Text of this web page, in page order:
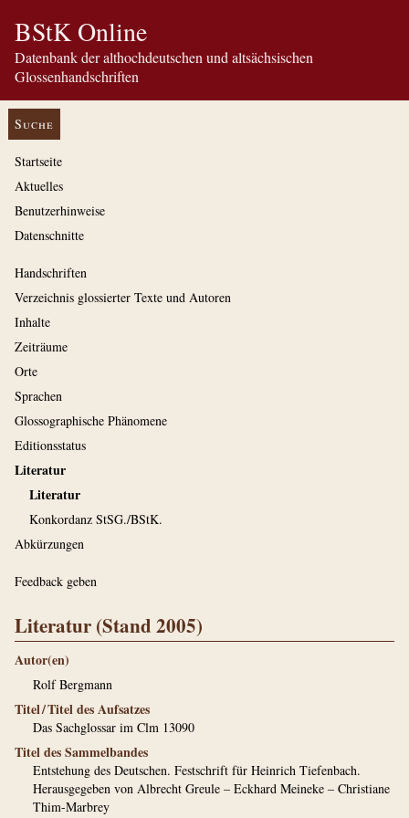
BStK Online
Datenbank der althochdeutschen und altsächsischen
Glossenhandschriften
Suche
Startseite
Aktuelles
Benutzerhinweise
Datenschnitte
Handschriften
Verzeichnis glossierter Texte und Autoren
Inhalte
Zeiträume
Orte
Sprachen
Glossographische Phänomene
Editionsstatus
Literatur
Literatur
Konkordanz StSG./BStK.
Abkürzungen
Feedback geben
Literatur (Stand 2005)
Autor(en)
Rolf Bergmann
Titel / Titel des Aufsatzes
Das Sachglossar im Clm 13090
Titel des Sammelbandes
Entstehung des Deutschen. Festschrift für Heinrich Tiefenbach.
Herausgegeben von Albrecht Greule – Eckhard Meineke – Christiane
Thim-Marbrey